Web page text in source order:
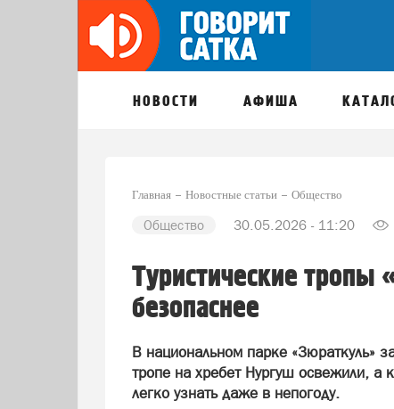
НОВОСТИ АФИША
Главная Новостные статьи Общество
Общество 30.05.2026 - 11:20
Туристические тропы
безопаснее
В национальном парке «Зюраткуль»
тропе на хребет Нургуш освежили, а
легко узнать даже в непогоду.